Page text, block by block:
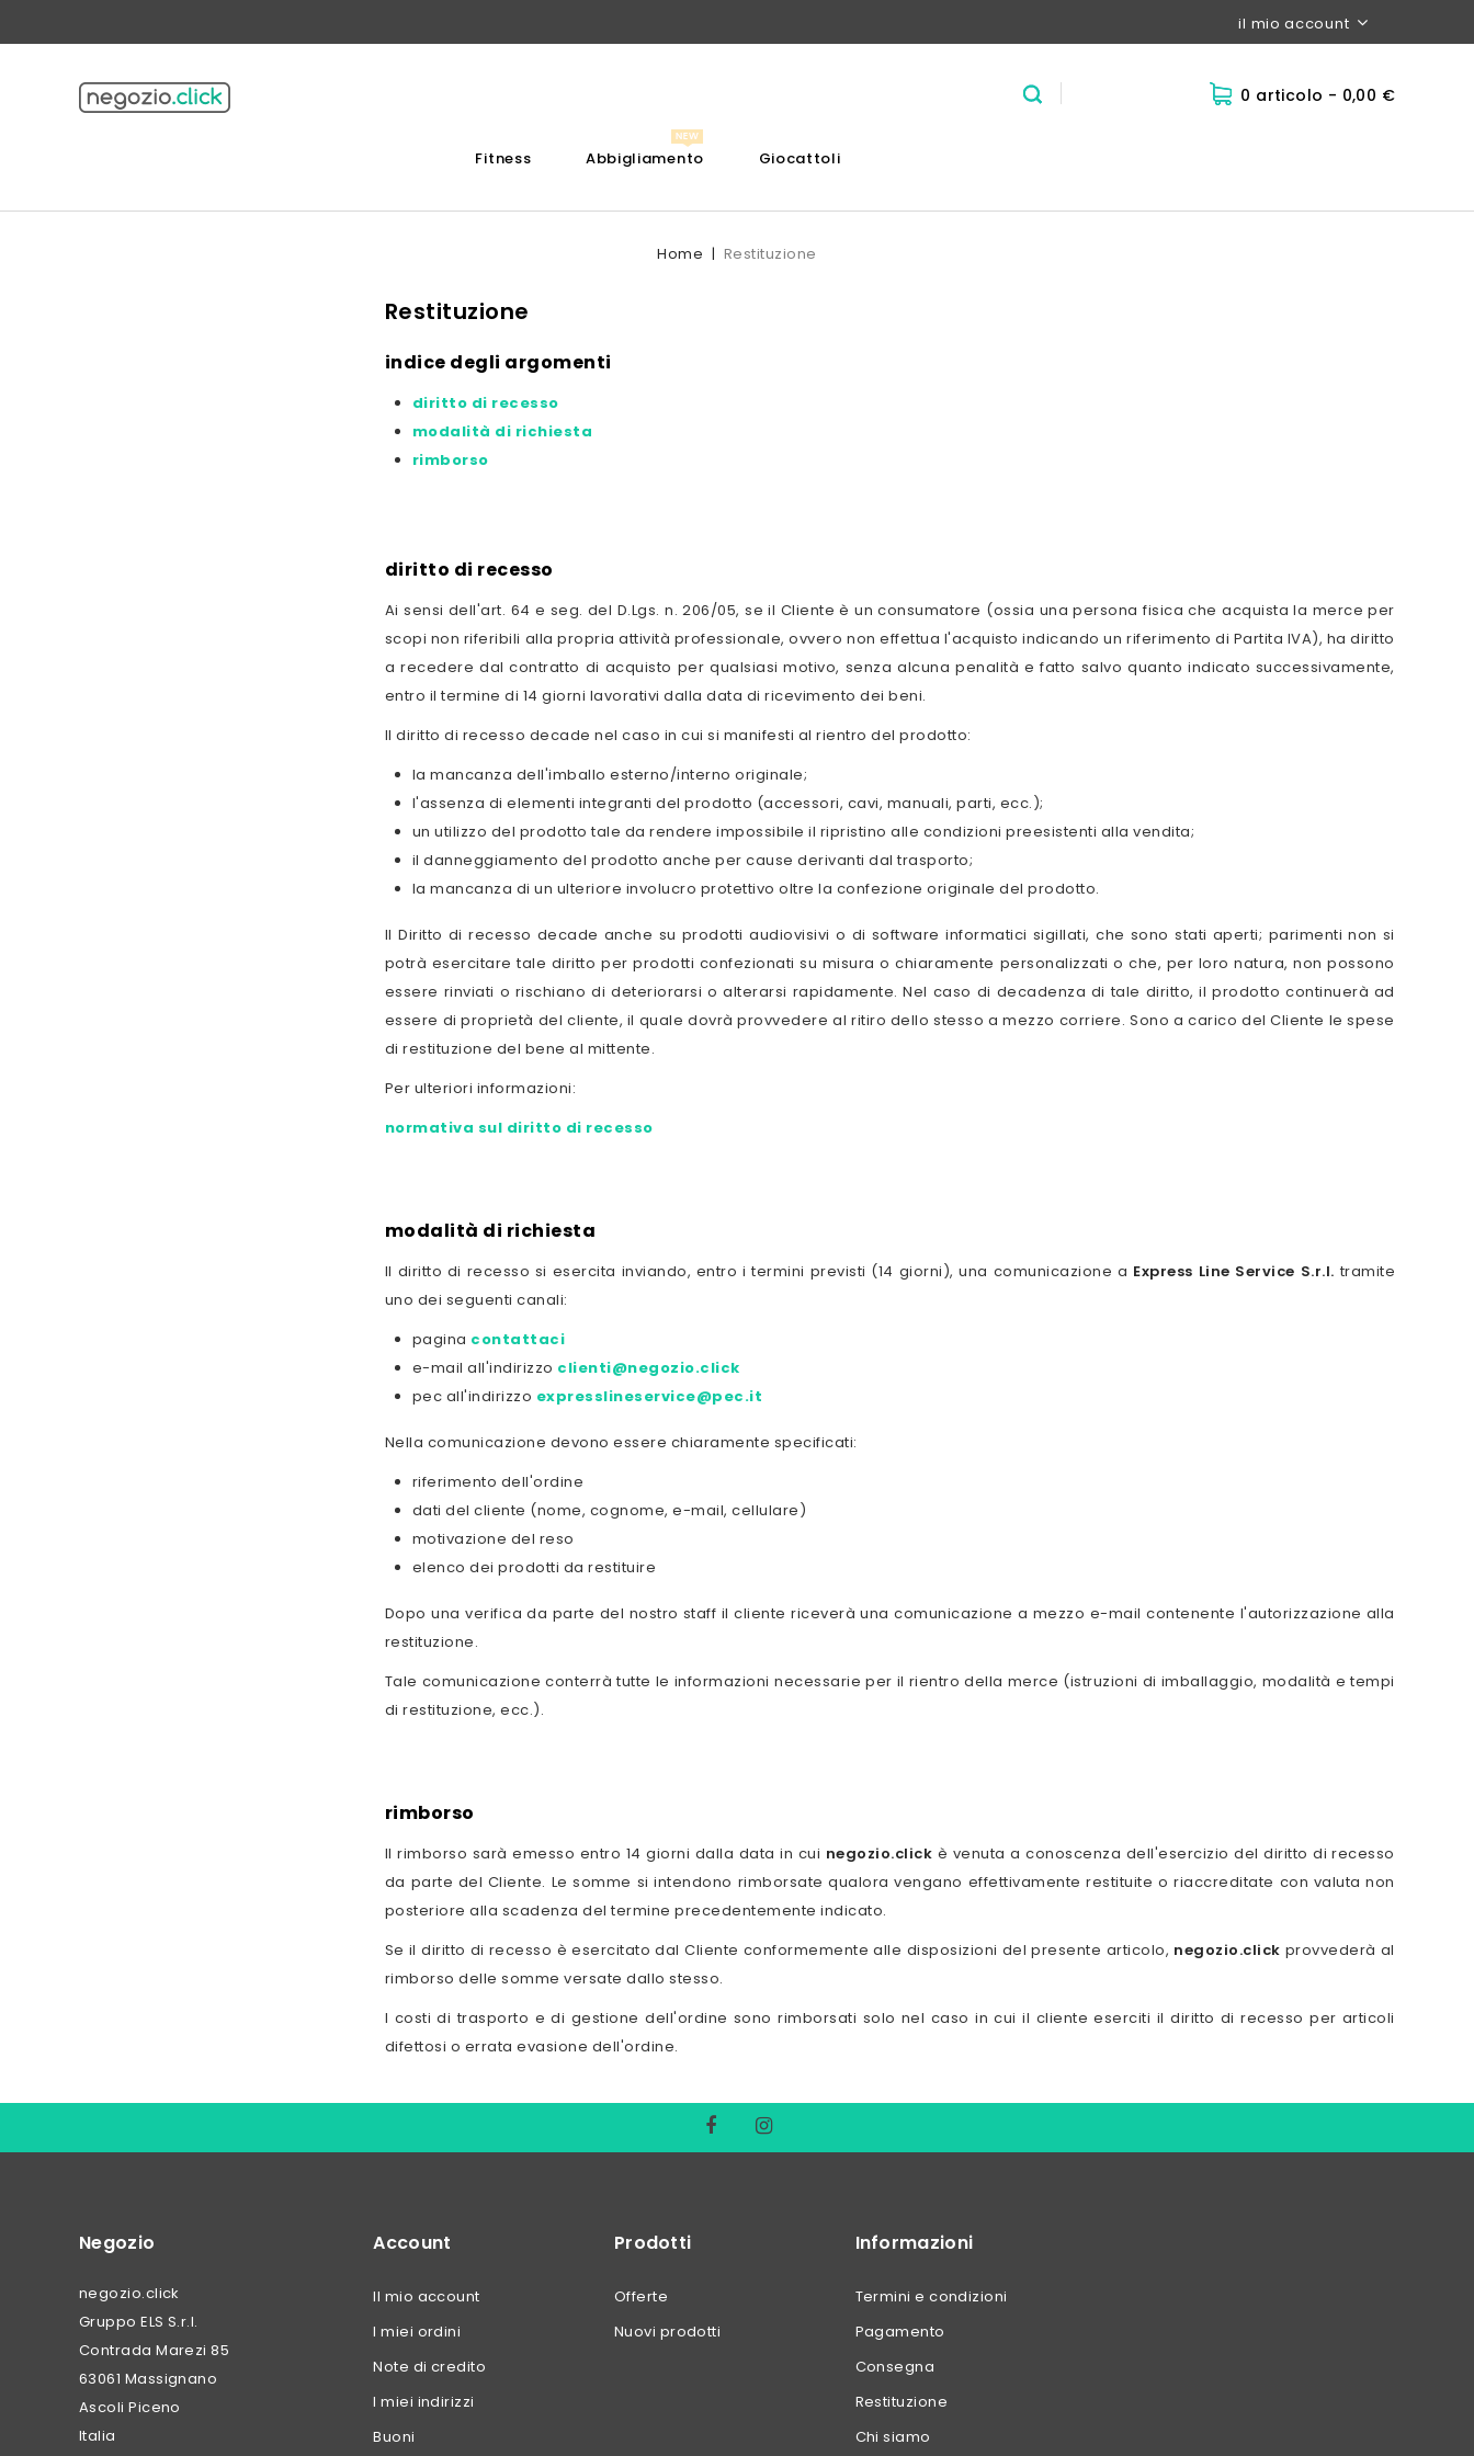
il mio account
0 articolo - 0,00 €
Fitness Abbigliamento Giocattoli
Home Restituzione
Restituzione
indice degli argomenti
diritto di recesso
modalità di richiesta
rimborso
diritto di recesso
Ai sensi dell'art. 64 e seg. del D.Lgs. n. 206/05, se il Cliente è un consumatore (ossia una persona fisica che acquista la merce per
scopi non riferibili alla propria attività professionale, ovvero non effettua l'acquisto indicando un riferimento di Partita IVA), ha diritto
a recedere dal contratto di acquisto per qualsiasi motivo, senza alcuna penalità e fatto salvo quanto indicato successivamente,
entro il termine di 14 giorni lavorativi dalla data di ricevimento dei beni.
Il diritto di recesso decade nel caso in cui si manifesti al rientro del prodotto:
la mancanza dell'imballo esterno/interno originale;
l'assenza di elementi integranti del prodotto (accessori, cavi, manuali, parti, ecc.);
un utilizzo del prodotto tale da rendere impossibile il ripristino alle condizioni preesistenti alla vendita;
il danneggiamento del prodotto anche per cause derivanti dal trasporto;
la mancanza di un ulteriore involucro protettivo oltre la confezione originale del prodotto.
Il Diritto di recesso decade anche su prodotti audiovisivi o di software informatici sigillati, che sono stati aperti; parimenti non si
potrà esercitare tale diritto per prodotti confezionati su misura o chiaramente personalizzati o che, per loro natura, non possono
essere rinviati o rischiano di deteriorarsi o alterarsi rapidamente. Nel caso di decadenza di tale diritto, il prodotto continuerà ad
essere di proprietà del cliente, il quale dovrà provvedere al ritiro dello stesso a mezzo corriere. Sono a carico del Cliente le spese
di restituzione del bene al mittente.
Per ulteriori informazioni:
normativa sul diritto di recesso
modalità di richiesta
Il diritto di recesso si esercita inviando, entro i termini previsti (14 giorni), una comunicazione a Express Line Service S.r.l. tramite
uno dei seguenti canali:
pagina contattaci
e-mail all'indirizzo clienti@negozio.click
pec all'indirizzo expresslineservice@pec.it
Nella comunicazione devono essere chiaramente specificati:
riferimento dell'ordine
dati del cliente (nome, cognome, e-mail, cellulare)
motivazione del reso
elenco dei prodotti da restituire
Dopo una verifica da parte del nostro staff il cliente riceverà una comunicazione a mezzo e-mail contenente l'autorizzazione alla
restituzione.
Tale comunicazione conterrà tutte le informazioni necessarie per il rientro della merce (istruzioni di imballaggio, modalità e tempi
di restituzione, ecc.).
rimborso
Il rimborso sarà emesso entro 14 giorni dalla data in cui negozio.click è venuta a conoscenza dell'esercizio del diritto di recesso
da parte del Cliente. Le somme si intendono rimborsate qualora vengano effettivamente restituite o riaccreditate con valuta non
posteriore alla scadenza del termine precedentemente indicato.
Se il diritto di recesso è esercitato dal Cliente conformemente alle disposizioni del presente articolo, negozio.click provvederà al
rimborso delle somme versate dallo stesso.
I costi di trasporto e di gestione dell'ordine sono rimborsati solo nel caso in cui il cliente eserciti il diritto di recesso per articoli
difettosi o errata evasione dell'ordine.
Negozio
negozio.click
Gruppo ELS S.r.l.
Contrada Marezi 85
63061 Massignano
Ascoli Piceno
Italia
Account
Il mio account
I miei ordini
Note di credito
I miei indirizzi
Buoni
Prodotti
Offerte
Nuovi prodotti
Informazioni
Termini e condizioni
Pagamento
Consegna
Restituzione
Chi siamo